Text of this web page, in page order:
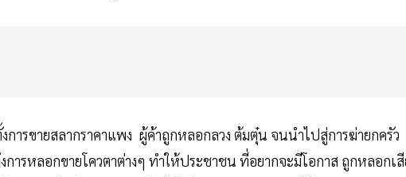
รขายสลากราคาแพง ผู้ค้าถูกหลอกลวง ต้มตุ๋น จนนำไปสู่การฆ่ายกครัว
ารหลอกขายโควตาต่างๆ ทำให้ประชาชน ที่อยากจะมีโอกาส ถูกหลอกเ